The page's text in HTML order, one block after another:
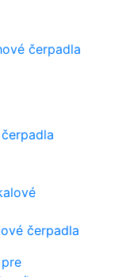
čerpadla
čerpadla